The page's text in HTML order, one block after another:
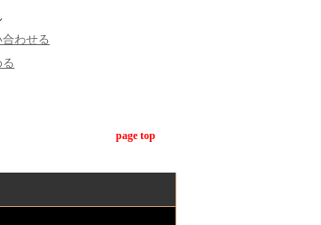
合わせる
page top